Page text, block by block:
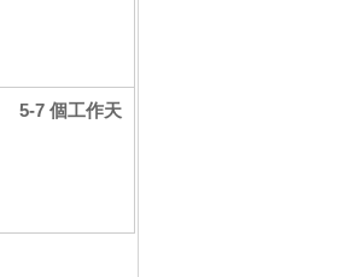
5-7 個工作天